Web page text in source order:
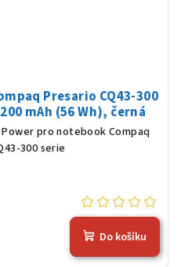
Presario CQ43-300
mAh (56 Wh), černá
pro notebook Compaq
300 serie
Do košíku